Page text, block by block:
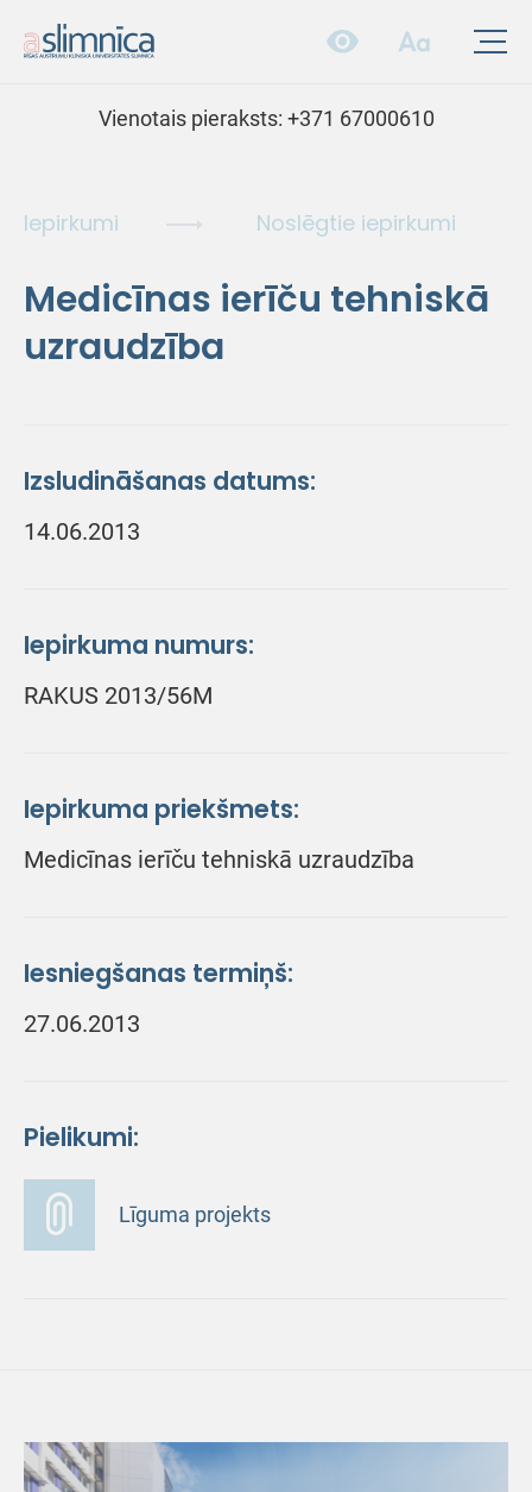
Vienotais pieraksts: +371 67000610
Iepirkumi Noslēgtie iepirkumi
Medicīnas ierīču tehniskā
uzraudzība
Izsludināšanas datums:
14.06.2013
Iepirkuma numurs:
RAKUS 2013/56M
Iepirkuma priekšmets:
Medicīnas ierīču tehniskā uzraudzība
Iesniegšanas termiņš:
27.06.2013
Pielikumi:
Līguma projekts